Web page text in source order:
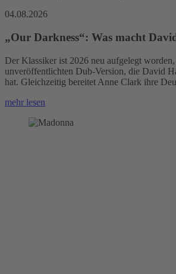
04.08.2026
„Our Darkness“: Was macht
Der Klassiker ist 2026 neu aufgelegt
unveröffentlichten Dub-Version, die David
hat. Gleichzeitig bereitet Anne Clark ihre
mehr lesen